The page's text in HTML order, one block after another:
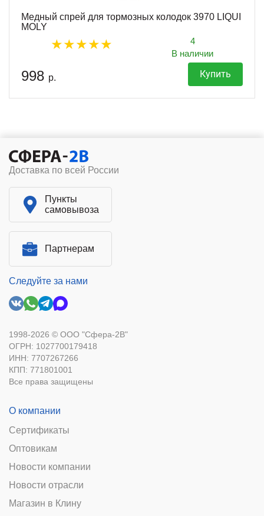
Медный спрей для тормозных колодок 3970 LIQUI
MOLY
4
В наличии
998 р. Купить
Доставка по всей России
Пункты
самовывоза
Партнерам
Следуйте за нами
1998-2026 © ООО "Сфера-2В"
ОГРН: 1027700179418
ИНН: 7707267266
КПП: 771801001
Все права защищены
О компании
Сертификаты
Оптовикам
Новости компании
Новости отрасли
Магазин в Клину